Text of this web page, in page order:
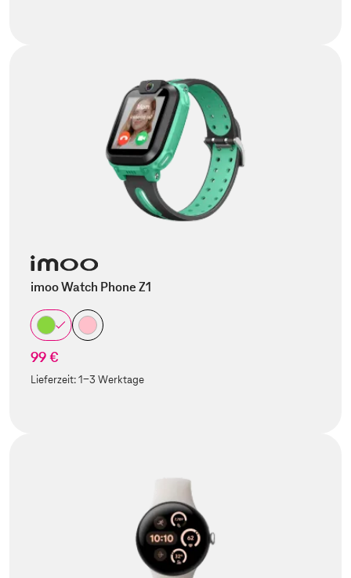
imoo Watch Phone Z1
99 €
Lieferzeit:1-3 Werktage